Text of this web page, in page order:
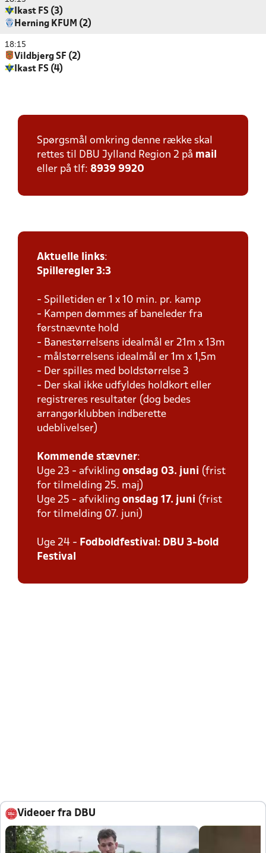
Ikast FS (3)
Herning KFUM (2)
18:15
Vildbjerg SF (2)
Ikast FS (4)
Spørgsmål omkring denne række skal
rettes til DBU Jylland Region 2 på mail
eller på tlf: 8939 9920
Aktuelle links:
Spilleregler 3:3
- Spilletiden er 1 x 10 min. pr. kamp
- Kampen dømmes af baneleder fra
førstnævnte hold
- Banestørrelsens idealmål er 21m x 13m
- målstørrelsens idealmål er 1m x 1,5m
- Der spilles med boldstørrelse 3
- Der skal ikke udfyldes holdkort eller
registreres resultater (dog bedes
arrangørklubben indberette
udeblivelser)
Kommende stævner:
Uge 23 - afvikling onsdag 03. juni (frist
for tilmelding 25. maj)
Uge 25 - afvikling onsdag 17. juni (frist
for tilmelding 07. juni)
Uge 24 - Fodboldfestival: DBU 3-bold
Festival
Videoer fra DBU